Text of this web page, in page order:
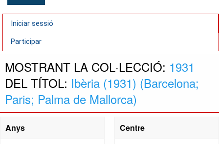
Iniciar sessió
Participar
MOSTRANT LA COL·LECCIÓ: 1931
DEL TÍTOL: Ibèria (1931) (Barcelona;
Paris; Palma de Mallorca)
Anys
Centre